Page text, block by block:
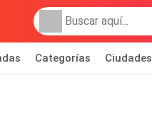
Categorías Ciudades